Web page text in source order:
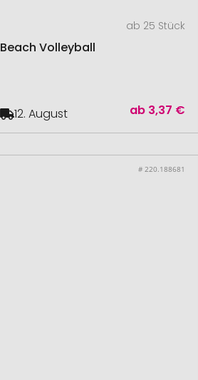
ab 25 Stück
Beach Volleyball
ab 3,37 €
12. August
# 220.188681